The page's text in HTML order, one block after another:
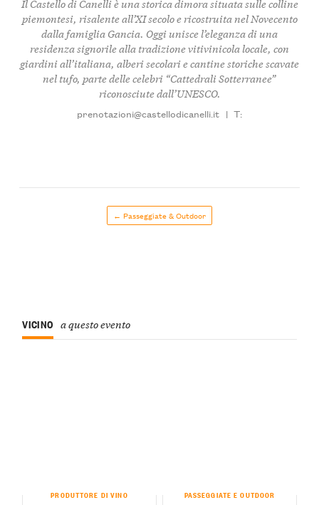
piemontesi, risalente all’XI secolo e ricostruita nel Novecento
dalla famiglia Gancia. Oggi unisce l’eleganza di una
residenza signorile alla tradizione vitivinicola locale, con
giardini all’italiana, alberi secolari e cantine storiche scavate
nel tufo, parte delle celebri “Cattedrali Sotterranee”
riconosciute dall’UNESCO.
prenotazioni@castellodicanelli.it | T:
← Passeggiate & Outdoor
VICINO a questo evento
PRODUTTORE DI VINO PASSEGGIATE E OUTDOOR